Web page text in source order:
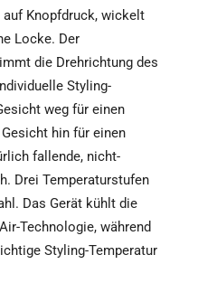
Knopfdruck, wickelt
Locke. Der
die Drehrichtung des
Styling-
weg für einen
hin für einen
fallende, nicht-
Drei Temperaturstufen
Das Gerät kühlt die
Technologie, während
Styling-Temperatur